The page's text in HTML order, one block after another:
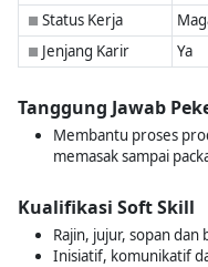
■ Status Kerja
■ Jenjang Karir Ya
Tanggung Jawab
Membantu proses
memasak sampai
Kualifikasi Soft Skill
Rajin, jujur, sopan
Inisiatif, komunikatif